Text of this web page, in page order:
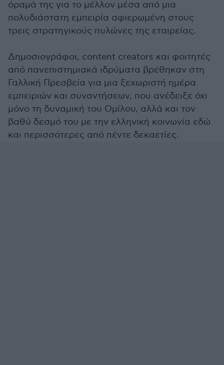
όραμά της για το μέλλον μέσα από μια
πολυδιάστατη εμπειρία αφιερωμένη στους
τρεις στρατηγικούς πυλώνες της εταιρείας.
Δημοσιογράφοι, content creators και φοιτητές
από πανεπιστημιακά ιδρύματα βρέθηκαν στη
Γαλλική Πρεσβεία για μια ξεχωριστή ημέρα
εμπειριών και συναντήσεων, που ανέδειξε όχι
μόνο τη δυναμική του Ομίλου, αλλά και τον
βαθύ δεσμό του με την ελληνική κοινωνία εδώ
και περισσότερες από πέντε δεκαετίες.